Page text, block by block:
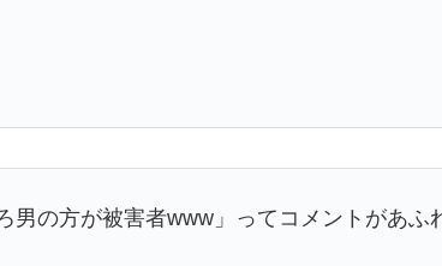
男の方が被害者www」ってコメントがあふ